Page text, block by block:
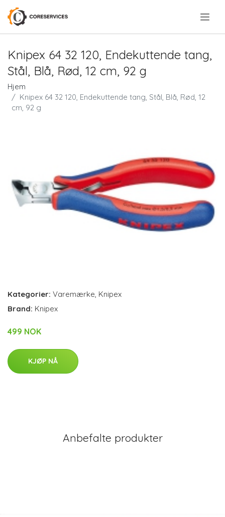
Knipex 64 32 120, Endekuttende tang,
Stål, Blå, Rød, 12 cm, 92 g
Hjem
Knipex 64 32 120, Endekuttende tang, Stål, Blå, Rød, 12
cm, 92 g
Kategorier: Varemærke Knipex
Brand: Knipex
499 NOK
KJØP NÅ
Anbefalte produkter